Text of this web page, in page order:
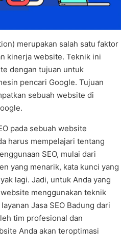
merupakan salah satu faktor
kinerja website. Teknik ini
dengan tujuan untuk
pencari Google. Tujuan
sebuah website di
pada sebuah website
harus mempelajari tentang
SEO, mulai dari
yang menarik, kata kunci yang
lagi. Jadi, untuk Anda yang
menggunakan teknik
Jasa SEO Badung dari
tim profesional dan
Anda akan teroptimasi